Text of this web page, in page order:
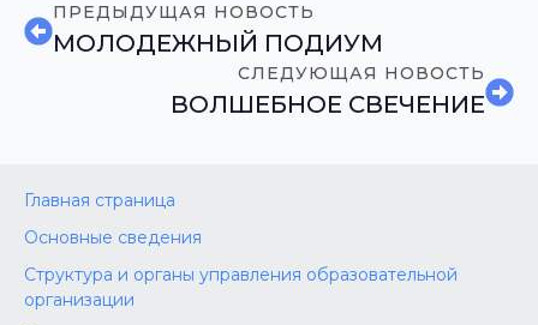
ПРЕДЫДУЩАЯ НОВОСТЬ
МОЛОДЕЖНЫЙ ПОДИУМ
СЛЕДУЮЩАЯ НОВОСТЬ
ВОЛШЕБНОЕ СВЕЧЕНИЕ
Главная страница
Основные сведения
Структура и органы управления образовательной
организации